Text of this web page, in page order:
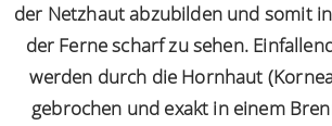
der Netzhaut abzubilden und somit
der Ferne scharf zu sehen.
werden durch die Hornhaut
gebrochen und exakt in einem